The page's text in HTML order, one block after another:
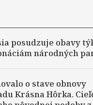
posudzuje obavy
národných
o stave obnovy
Krásna Hôrka.